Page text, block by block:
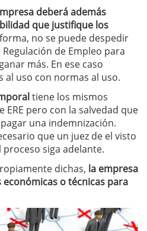
deberá además
que justifique los
no se puede despedir
de Empleo para
más. En ese caso
al uso con normas al uso.
tiene los mismos
pero con la salvedad que
una indemnización.
que un juez de el visto
proceso siga adelante.
dichas, la empresa
o técnicas para